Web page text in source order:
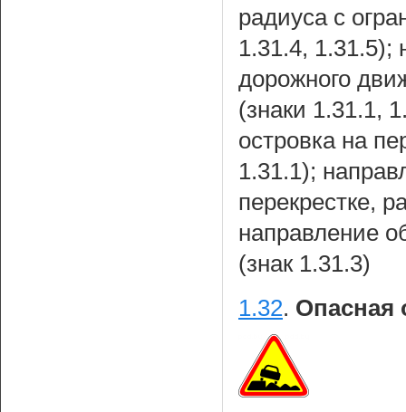
радиуса с
1.31.4, 1.31.5);
дорожного
(знаки 1.31.1,
островка на
1.31.1);
перекрестке,
направление
(знак 1.31.3)
1.32. Опасная